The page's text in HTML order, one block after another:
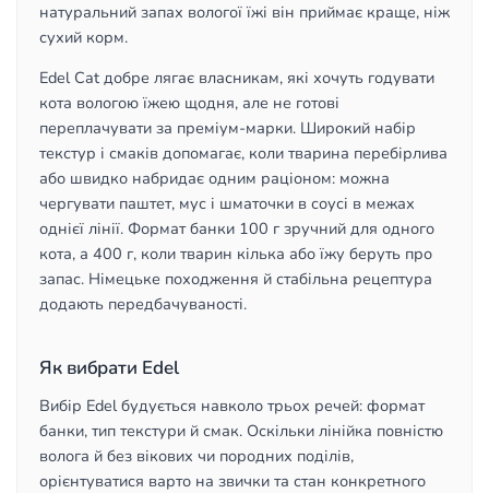
натуральний запах вологої їжі він приймає краще, ніж
сухий корм.
Edel Cat добре лягає власникам, які хочуть годувати
кота вологою їжею щодня, але не готові
переплачувати за преміум-марки. Широкий набір
текстур і смаків допомагає, коли тварина перебірлива
або швидко набридає одним раціоном: можна
чергувати паштет, мус і шматочки в соусі в межах
однієї лінії. Формат банки 100 г зручний для одного
кота, а 400 г, коли тварин кілька або їжу беруть про
запас. Німецьке походження й стабільна рецептура
додають передбачуваності.
Як вибрати Edel
Вибір Edel будується навколо трьох речей: формат
банки, тип текстури й смак. Оскільки лінійка повністю
волога й без вікових чи породних поділів,
орієнтуватися варто на звички та стан конкретного